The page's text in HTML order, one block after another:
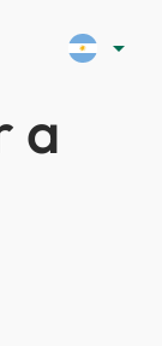
arrow_drop_down
a